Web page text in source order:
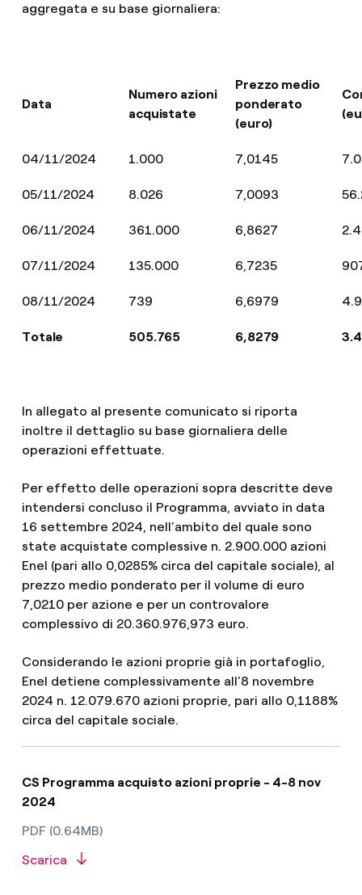
aggregata e su base giornaliera:
Data
Numero azioni
acquistate
Prezzo medio
ponderato
(euro)
04/11/2024 1.000 7,0145
05/11/2024 8.026 7,0093
06/11/2024 361.000 6,8627
07/11/2024 135.000 6,7235
08/11/2024 739 6,6979
Totale 505.765 6,8279
In allegato al presente comunicato si riporta
inoltre il dettaglio su base giornaliera delle
operazioni effettuate.
Per effetto delle operazioni sopra descritte deve
intendersi concluso il Programma, avviato in data
16 settembre 2024, nell’ambito del quale sono
state acquistate complessive n. 2.900.000 azioni
Enel (pari allo 0,0285% circa del capitale sociale), al
prezzo medio ponderato per il volume di euro
7,0210 per azione e per un controvalore
complessivo di 20.360.976,973 euro.
Considerando le azioni proprie già in portafoglio,
Enel detiene complessivamente all’8 novembre
2024 n. 12.079.670 azioni proprie, pari allo 0,1188%
circa del capitale sociale.
CS Programma acquisto azioni proprie - 4-8 nov
2024
PDF (0.64MB)
Scarica